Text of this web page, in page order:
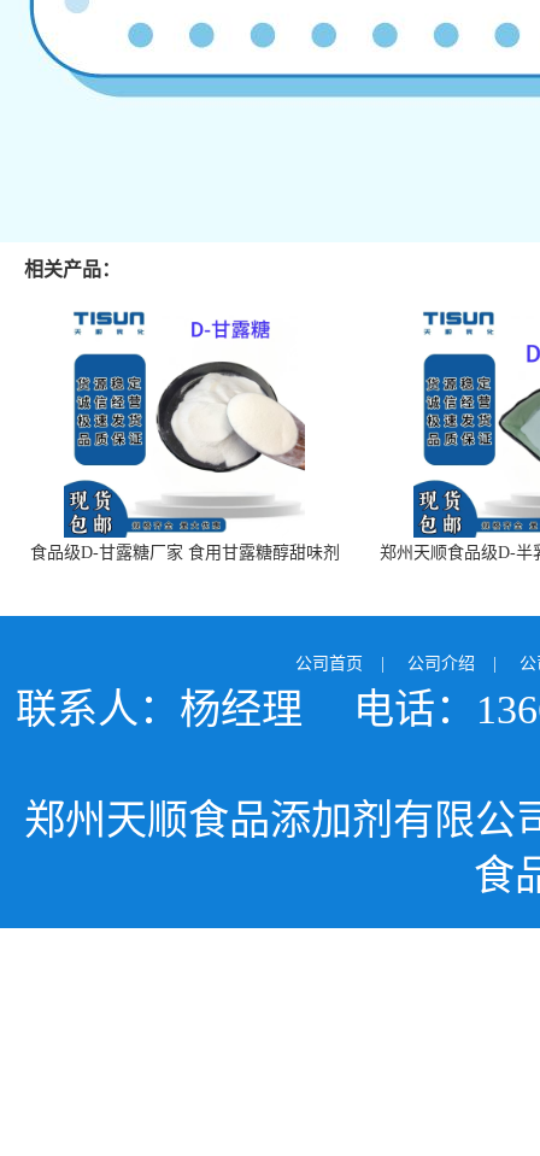
相关产品：
食品级D-甘露糖厂家 食用甘露糖醇甜味剂
郑州天顺食品级D-半
公司首页 | 公司介绍 |
联系人：杨经理 电话：
郑州天顺食品添加剂有限公
食